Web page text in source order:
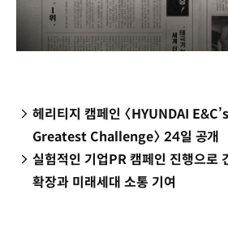
헤리티지 캠페인 〈HYUNDAI
Greatest Challenge〉 24일 공개
실험적인 기업PR 캠페인 진행으로
확장과 미래세대 소통 기여